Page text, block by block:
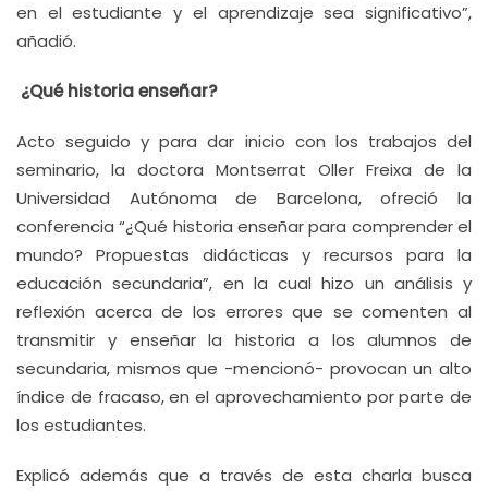
en el estudiante y el aprendizaje sea significativo”,
añadió.
¿Qué historia enseñar?
Acto seguido y para dar inicio con los trabajos del
seminario, la doctora Montserrat Oller Freixa de la
Universidad Autónoma de Barcelona, ofreció la
conferencia “¿Qué historia enseñar para comprender el
mundo? Propuestas didácticas y recursos para la
educación secundaria”, en la cual hizo un análisis y
reflexión acerca de los errores que se comenten al
transmitir y enseñar la historia a los alumnos de
secundaria, mismos que -mencionó- provocan un alto
índice de fracaso, en el aprovechamiento por parte de
los estudiantes.
Explicó además que a través de esta charla busca